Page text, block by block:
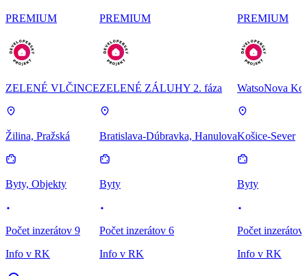
PREMIUM
ZELENÉ VLČINCE
Žilina, Pražská
Byty, Objekty
Počet inzerátov 9
Info v RK
PREMIUM
ZELENÉ ZÁLUHY 2. fáza
Bratislava-Dúbravka, Hanulova
Byty
Počet inzerátov 6
Info v RK
PREMIUM
WatsoNova
Košice-Sever
Byty
Počet inzerátov
Info v RK